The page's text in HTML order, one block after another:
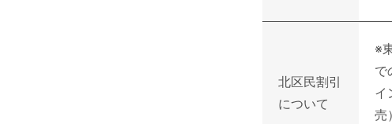
北区民割引
について
※
で
イ
売